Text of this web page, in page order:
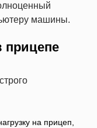
машины.
прицепе
на прицеп,